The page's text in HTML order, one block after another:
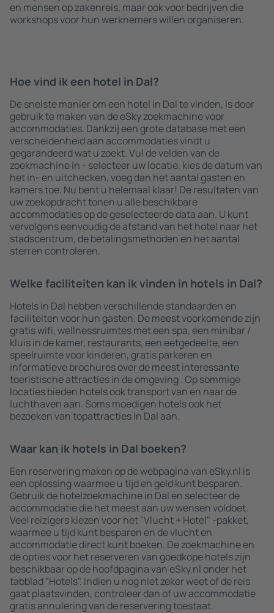
en mensen op zakenreis, maar ook voor bedrijven die
workshops voor hun werknemers willen organiseren.
Hoe vind ik een hotel in Dal?
De snelste manier om een hotel in Dal te vinden, is door
gebruik te maken van de eSky zoekmachine voor
accommodaties. Dankzij een grote database met een
verscheidenheid aan accommodaties vindt u
gegarandeerd wat u zoekt. Vul de velden van de
zoekmachine in - selecteer uw locatie, kies de datum van
het in- en uitchecken, voeg dan het aantal gasten en
kamers toe. Nu bent u helemaal klaar! De resultaten van
uw zoekopdracht tonen u alle beschikbare
accommodaties op de geselecteerde data aan. U kunt
vervolgens eenvoudig de afstand van het hotel naar het
stadscentrum, de betalingsmethoden en het aantal
sterren controleren.
Welke faciliteiten kan ik vinden in hotels in Dal?
Hotels in Dal hebben verschillende standaarden en
faciliteiten voor hun gasten. De meest voorkomende zijn
gratis wifi, wellnessruimtes met een spa, een minibar /
kluis in de kamer, restaurants, een eetgedeelte, een
speelruimte voor kinderen, gratis parkeren en
informatieve brochures over de meest interessante
toeristische attracties in de omgeving . Op sommige
locaties bieden hotels ook transport van en naar de
luchthaven aan. Soms moedigen hotels ook het
bezoeken van topattracties in Dal aan.
Waar kan ik hotels in Dal boeken?
Een reservering maken op de webpagina van eSky.nl is
een oplossing waarmee u tijd en geld kunt besparen.
Gebruik de hotelzoekmachine in Dal en selecteer de
accommodatie die het meest aan uw wensen voldoet.
Veel reizigers kiezen voor het "Vlucht + Hotel" -pakket,
waarmee u tijd kunt besparen en de vlucht en
accommodatie direct kunt boeken. De zoekmachine en
de opties voor het reserveren van goedkope hotels zijn
beschikbaar op de hoofdpagina van eSky.nl onder het
tabblad "Hotels". Indien u nog niet zeker weet of de reis
gaat plaatsvinden, controleer dan of uw accommodatie
gratis annulering van de reservering toestaat.